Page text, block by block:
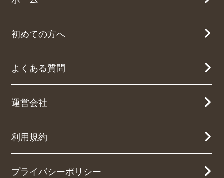
初めての方へ
よくある質問
運営会社
利用規約
プライバシーポリシー